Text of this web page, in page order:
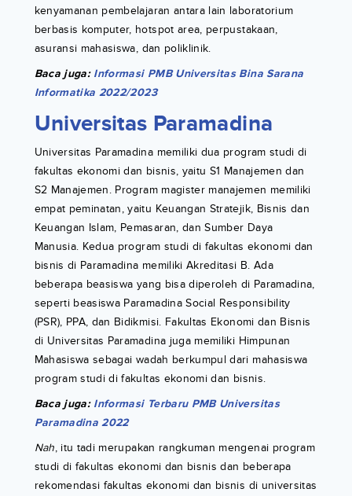
kenyamanan pembelajaran antara lain laboratorium
berbasis komputer, hotspot area, perpustakaan,
asuransi mahasiswa, dan poliklinik.
Baca juga: Informasi PMB Universitas Bina Sarana
Informatika 2022/2023
Universitas Paramadina
Universitas Paramadina memiliki dua program studi di
fakultas ekonomi dan bisnis, yaitu S1 Manajemen dan
S2 Manajemen. Program magister manajemen memiliki
empat peminatan, yaitu Keuangan Stratejik, Bisnis dan
Keuangan Islam, Pemasaran, dan Sumber Daya
Manusia. Kedua program studi di fakultas ekonomi dan
bisnis di Paramadina memiliki Akreditasi B. Ada
beberapa beasiswa yang bisa diperoleh di Paramadina,
seperti beasiswa Paramadina Social Responsibility
(PSR), PPA, dan Bidikmisi. Fakultas Ekonomi dan Bisnis
di Universitas Paramadina juga memiliki Himpunan
Mahasiswa sebagai wadah berkumpul dari mahasiswa
program studi di fakultas ekonomi dan bisnis.
Baca juga: Informasi Terbaru PMB Universitas
Paramadina 2022
Nah, itu tadi merupakan rangkuman mengenai program
studi di fakultas ekonomi dan bisnis dan beberapa
rekomendasi fakultas ekonomi dan bisnis di universitas